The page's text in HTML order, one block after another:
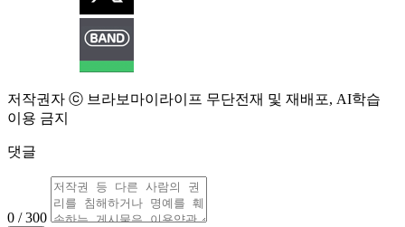
저작권자 ⓒ 브라보마이라이프 무단전재 및 재배포, AI학습
이용 금지
댓글
0 / 300